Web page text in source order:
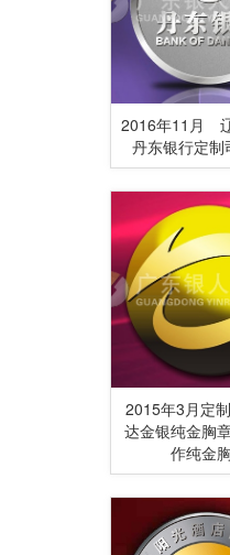
2016年11月
丹东银行定制
2015年3月定
达金银纯金胸
作纯金